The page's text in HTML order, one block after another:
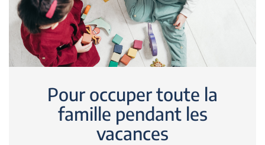
Pour occuper toute la
famille pendant les
vacances